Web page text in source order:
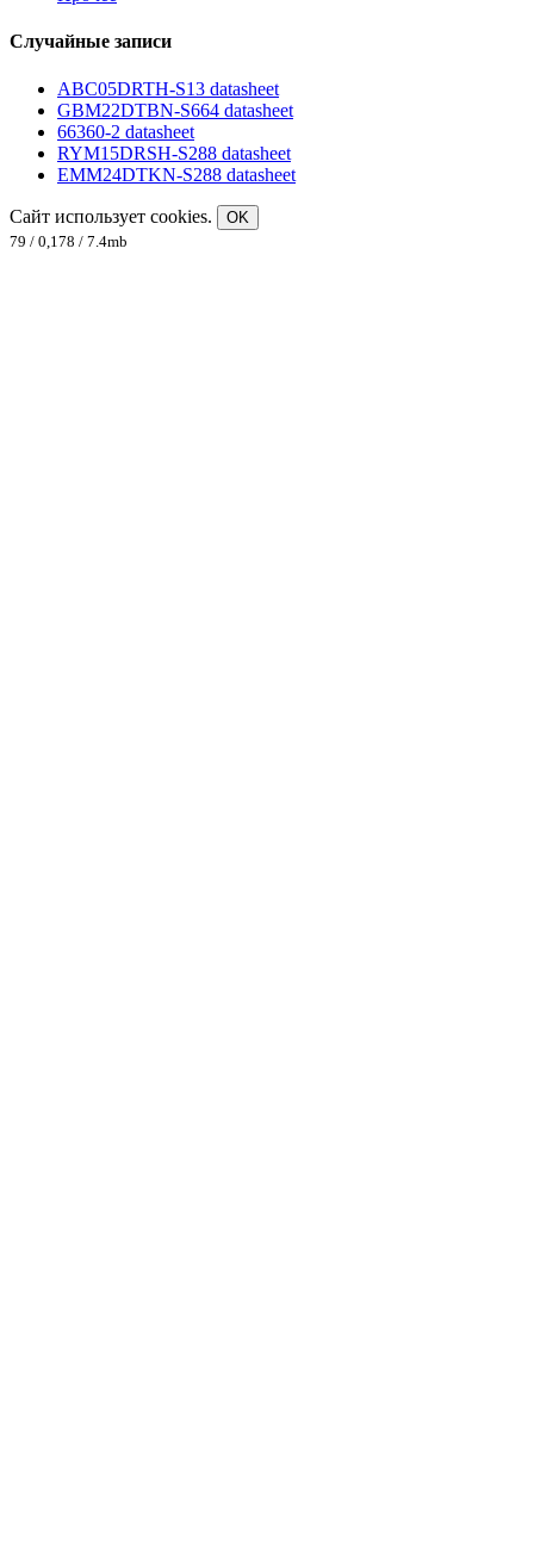
Случайные записи
ABC05DRTH-S13 datasheet
GBM22DTBN-S664 datasheet
66360-2 datasheet
RYM15DRSH-S288 datasheet
EMM24DTKN-S288 datasheet
Сайт использует cookies.
OK
79 / 0,178 / 7.4mb